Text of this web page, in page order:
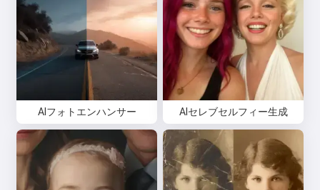
AIフォトエンハンサー AIセレブセルフィー生成